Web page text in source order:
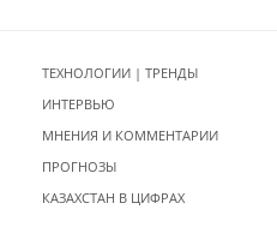
ТЕХНОЛОГИИ | ТРЕНДЫ
ИНТЕРВЬЮ
МНЕНИЯ И КОММЕНТАРИИ
ПРОГНОЗЫ
КАЗАХСТАН В ЦИФРАХ